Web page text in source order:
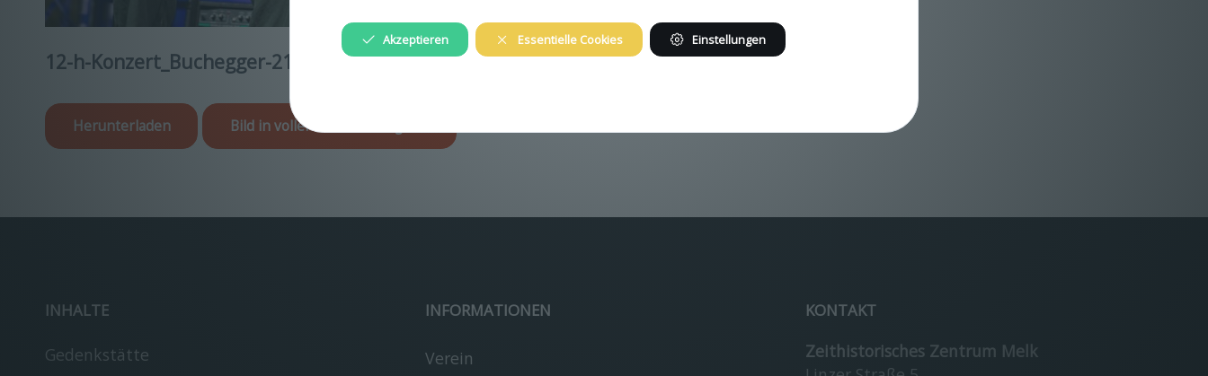
12-h-Konzert_Buchegger-218.jpg
Herunterladen
Bild in voller Größe anzeigen…
INHALTE
Gedenkstätte
INFORMATIONEN
Verein
KONTAKT
Zeithistorisches Zentrum Melk
Akzeptieren Essentielle Cookies Einstellungen